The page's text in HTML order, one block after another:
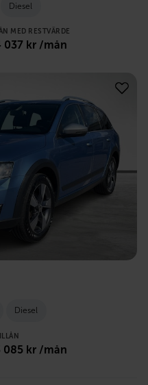
Diesel
MED RESTVÄRDE
037 kr /mån
Diesel
085 kr /mån